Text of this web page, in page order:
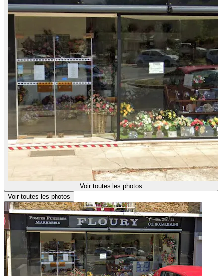
Voir toutes les photos
Voir toutes les photos